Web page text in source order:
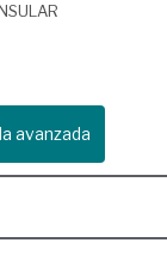
avanzada